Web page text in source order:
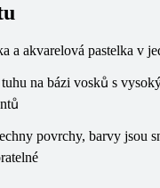
a akvarelová pastelka v
na bázi vosků s
povrchy, barvy jsou